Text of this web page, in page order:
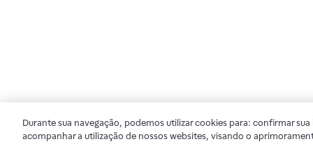
Durante sua navegação, podemos utilizar cookies para: confirmar
acompanhar a utilização de nossos websites, visando o